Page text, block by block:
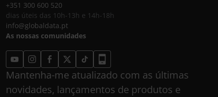
+351 300 600 520
dias úteis das 10h-13h e 14h-18h
info@globaldata.pt
As nossas comunidades
Mantenha-me atualizado com as últimas
novidades, lançamentos de produtos e